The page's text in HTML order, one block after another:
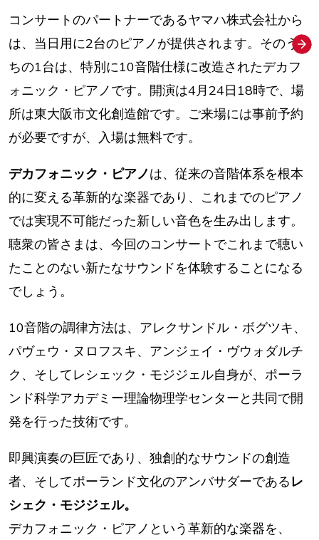
コンサートのパートナーであるヤマハ株式会社から
は、当日用に2台のピアノが提供されます。そのう
ちの1台は、特別に10音階仕様に改造されたデカフ
ォニック・ピアノです。開演は4月24日18時で、場
所は東大阪市文化創造館です。ご来場には事前予約
が必要ですが、入場は無料です。
デカフォニック・ピアノは、従来の音階体系を根本
的に変える革新的な楽器であり、これまでのピアノ
では実現不可能だった新しい音色を生み出します。
聴衆の皆さまは、今回のコンサートでこれまで聴い
たことのない新たなサウンドを体験することになる
でしょう。
10音階の調律方法は、アレクサンドル・ボグツキ、
パヴェウ・ヌロフスキ、アンジェイ・ヴウォダルチ
ク、そしてレシェック・モジジェル自身が、ポーラ
ンド科学アカデミー理論物理学センターと共同で開
発を行った技術です。
即興演奏の巨匠であり、独創的なサウンドの創造
者、そしてポーランド文化のアンバサダーであるレ
シェク・モジジェル。
デカフォニック・ピアノという革新的な楽器を、